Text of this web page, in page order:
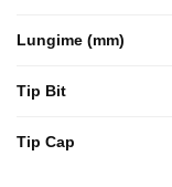
Lungime (mm)
Tip Bit
Tip Cap